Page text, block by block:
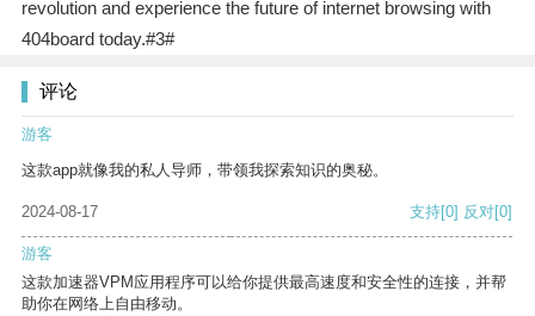
revolution and experience the future of internet browsing with
404board today.#3#
评论
游客
这款app就像我的私人导师，带领我探索知识的奥秘。
2024-08-17 支持[0] 反对[0]
游客
这款加速器VPM应用程序可以给你提供最高速度和安全性的连接，并帮
助你在网络上自由移动。